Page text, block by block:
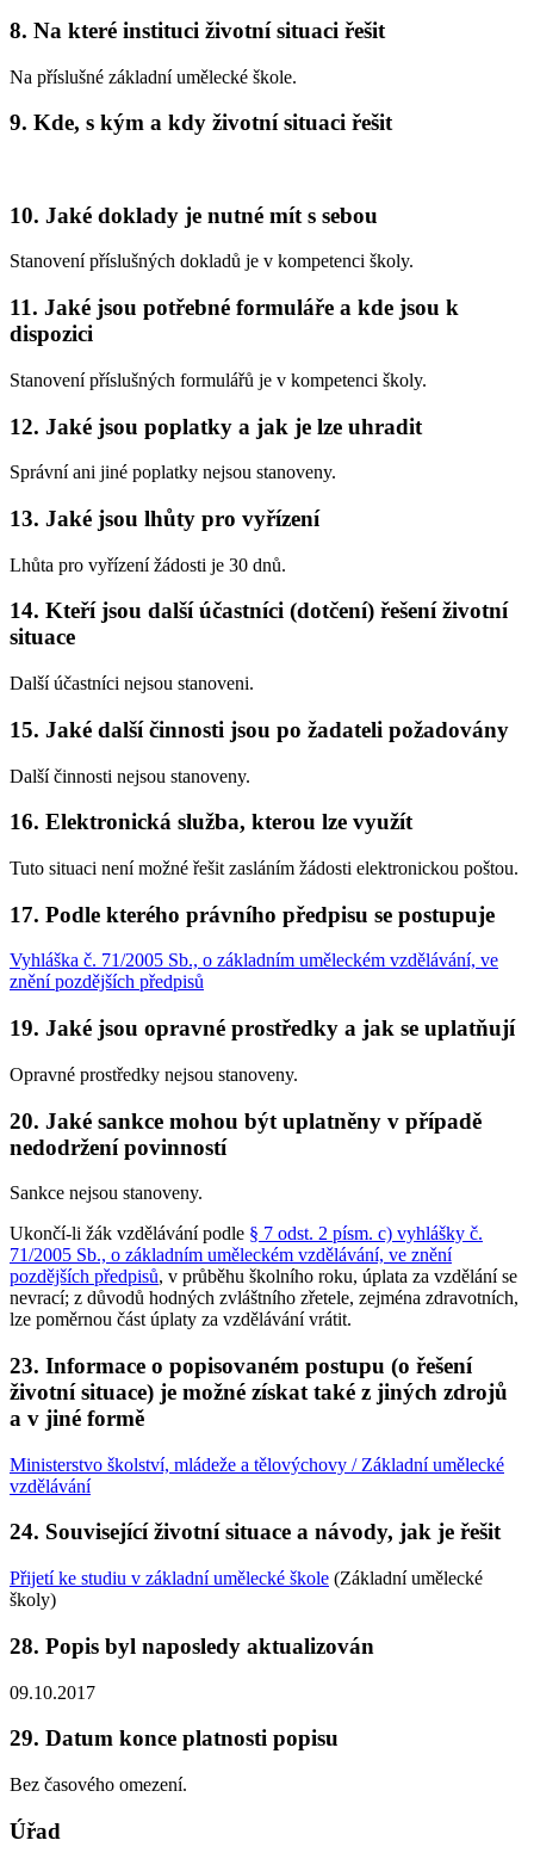
8. Na které instituci životní situaci řešit
Na příslušné základní umělecké škole.
9. Kde, s kým a kdy životní situaci řešit
10. Jaké doklady je nutné mít s sebou
Stanovení příslušných dokladů je v kompetenci školy.
11. Jaké jsou potřebné formuláře a kde jsou k
dispozici
Stanovení příslušných formulářů je v kompetenci školy.
12. Jaké jsou poplatky a jak je lze uhradit
Správní ani jiné poplatky nejsou stanoveny.
13. Jaké jsou lhůty pro vyřízení
Lhůta pro vyřízení žádosti je 30 dnů.
14. Kteří jsou další účastníci (dotčení) řešení životní
situace
Další účastníci nejsou stanoveni.
15. Jaké další činnosti jsou po žadateli požadovány
Další činnosti nejsou stanoveny.
16. Elektronická služba, kterou lze využít
Tuto situaci není možné řešit zasláním žádosti elektronickou poštou.
17. Podle kterého právního předpisu se postupuje
Vyhláška č. 71/2005 Sb., o základním uměleckém vzdělávání, ve
znění pozdějších předpisů
19. Jaké jsou opravné prostředky a jak se uplatňují
Opravné prostředky nejsou stanoveny.
20. Jaké sankce mohou být uplatněny v případě
nedodržení povinností
Sankce nejsou stanoveny.
Ukončí-li žák vzdělávání podle § 7 odst. 2 písm. c) vyhlášky č.
71/2005 Sb., o základním uměleckém vzdělávání, ve znění
pozdějších předpisů, v průběhu školního roku, úplata za vzdělání se
nevrací; z důvodů hodných zvláštního zřetele, zejména zdravotních,
lze poměrnou část úplaty za vzdělávání vrátit.
23. Informace o popisovaném postupu (o řešení
životní situace) je možné získat také z jiných zdrojů
a v jiné formě
Ministerstvo školství, mládeže a tělovýchovy / Základní umělecké
vzdělávání
24. Související životní situace a návody, jak je řešit
Přijetí ke studiu v základní umělecké škole (Základní umělecké
školy)
28. Popis byl naposledy aktualizován
09.10.2017
29. Datum konce platnosti popisu
Bez časového omezení.
Úřad